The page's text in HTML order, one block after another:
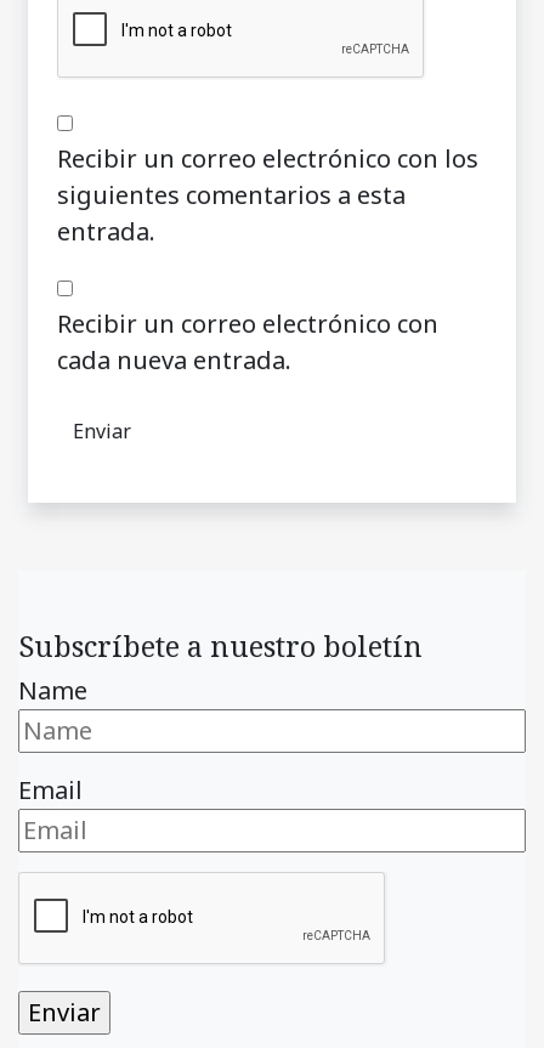
Recibir un correo electrónico con los
siguientes comentarios a esta
entrada.
Recibir un correo electrónico con
cada nueva entrada.
Subscríbete a nuestro boletín
Name
Email